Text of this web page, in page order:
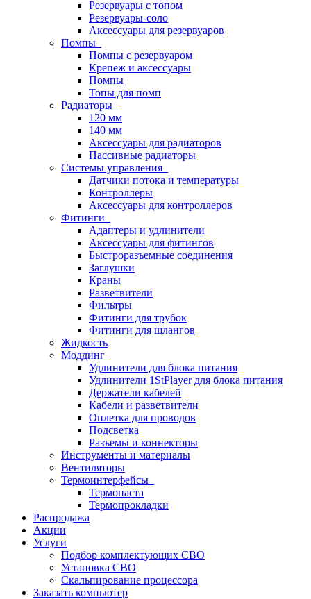
Резервуары с топом
Резервуары-соло
Аксессуары для резервуаров
Помпы
Помпы с резервуаром
Крепеж и аксессуары
Помпы
Топы для помп
Радиаторы
120 мм
140 мм
Аксессуары для радиаторов
Пассивные радиаторы
Системы управления
Датчики потока и температуры
Контроллеры
Аксессуары для контроллеров
Фитинги
Адаптеры и удлинители
Аксессуары для фитингов
Быстроразъемные соединения
Заглушки
Краны
Разветвители
Фильтры
Фитинги для трубок
Фитинги для шлангов
Жидкость
Моддинг
Удлинители для блока питания
Удлинители 1StPlayer для блока питания
Держатели кабелей
Кабели и разветвители
Оплетка для проводов
Подсветка
Разъемы и коннекторы
Инструменты и материалы
Вентиляторы
Термоинтерфейсы
Термопаста
Термопрокладки
Распродажа
Акции
Услуги
Подбор комплектующих СВО
Установка СВО
Скальпирование процессора
Заказать компьютер